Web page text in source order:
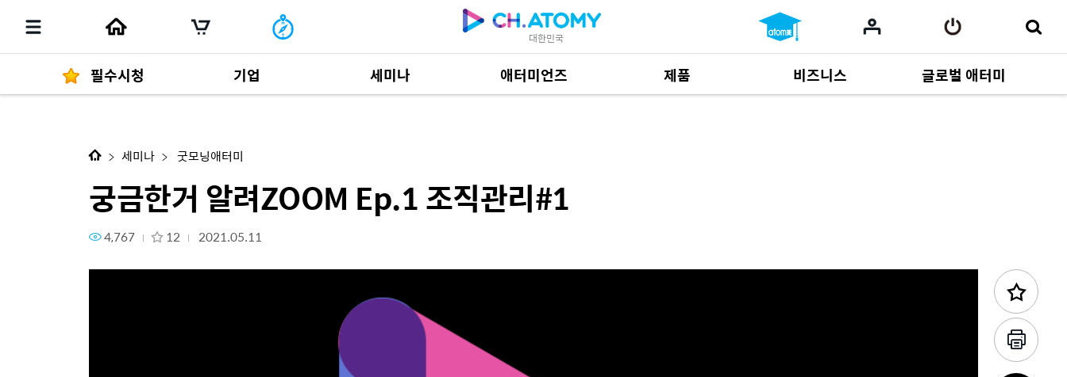
대한민국
필수시청 기업
경영자 메세지
세미나 애터미언즈 제품
제품 자료685
비즈니스
사업 자료165
글로벌 애터미
궁금한거 알려ZOOM Ep.1 조직관리#1
세미나 굿모닝애터미
궁금한거 알려ZOOM Ep.1 조직관리#1
4,767 12 2021.05.11